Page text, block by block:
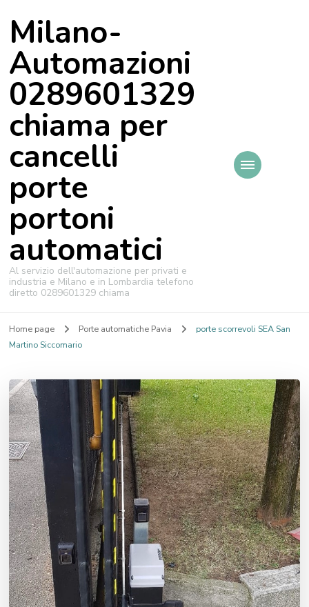
Milano-
Automazioni
0289601329
chiama per
cancelli
porte
portoni
automatici
Al servizio dell'automazione per privati e
industria e Milano e in Lombardia telefono
diretto 0289601329 chiama
Home page Porte automatiche Pavia
porte scorrevoli SEA San
Martino Siccomario